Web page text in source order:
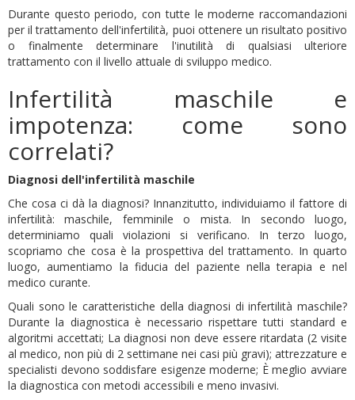
Durante questo periodo, con tutte le moderne raccomandazioni
per il trattamento dell'infertilità, puoi ottenere un risultato positivo
o finalmente determinare l'inutilità di qualsiasi ulteriore
trattamento con il livello attuale di sviluppo medico.
Infertilità maschile e
impotenza: come sono
correlati?
Diagnosi dell'infertilità maschile
Che cosa ci dà la diagnosi? Innanzitutto, individuiamo il fattore di
infertilità: maschile, femminile o mista. In secondo luogo,
determiniamo quali violazioni si verificano. In terzo luogo,
scopriamo che cosa è la prospettiva del trattamento. In quarto
luogo, aumentiamo la fiducia del paziente nella terapia e nel
medico curante.
Quali sono le caratteristiche della diagnosi di infertilità maschile?
Durante la diagnostica è necessario rispettare tutti standard e
algoritmi accettati; La diagnosi non deve essere ritardata (2 visite
al medico, non più di 2 settimane nei casi più gravi); attrezzature e
specialisti devono soddisfare esigenze moderne; È meglio avviare
la diagnostica con metodi accessibili e meno invasivi.